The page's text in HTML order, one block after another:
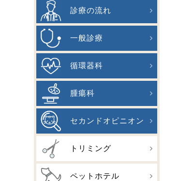
診療の流れ
一般診療
循環器科
腫瘍科
セカンドオピニオン
トリミング
ペットホテル